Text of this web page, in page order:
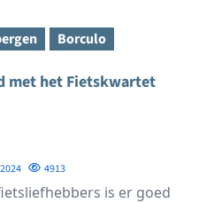
Borculo
met het Fietskwartet
4913
is er goed